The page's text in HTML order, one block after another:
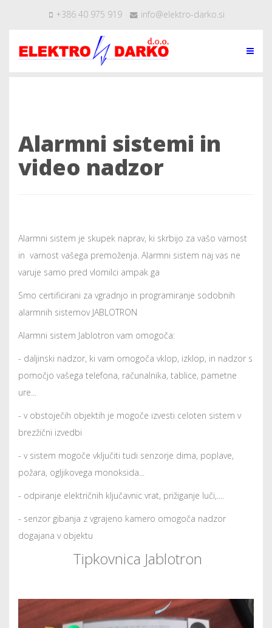
+386 40 975 919 info@elektro-darko.si
Alarmni sistemi in
video nadzor
Alarmni sistem je skupek naprav, ki skrbijo za vašo varnost
in varnost vašega premoženja. Alarmni sistem naj vas ne
varuje samo pred vlomilci ampak ga
Smo certificirani za vgradnjo in programiranje sodobnih
alarmnih sistemov JABLOTRON
Alarmni sistem Jablotron vam omogoča:
- daljinski nadzor, ki vam omogoča vklop, izklop, in nadzor s
pomočjo vašega telefona, računalnika, tablice, pametne
ure...
- v obstoječih objektih je mogoče izvesti celoten sistem v
brezžični izvedbi
- v sistem mogoče vključiti tudi senzorje dima, poplave,
požara, ogljikovega monoksida...
- odpiranje električnih ključavnic vrat, prižiganje luči,....
- senzor gibanja z vgrajeno kamero omogoča nadzor
dogajana v objektu
Tipkovnica Jablotron